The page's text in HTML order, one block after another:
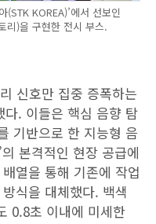
(STK KOREA)’에서 선보인
리)을 구현한 전시 부스.
신호만 집중 증폭하는
. 이들은 핵심 음향 탐
기반으로 한 지능형 음
본격적인 현장 공급에
열을 통해 기존에 작업
식을 대체했다. 백색
0.8초 이내에 미세한